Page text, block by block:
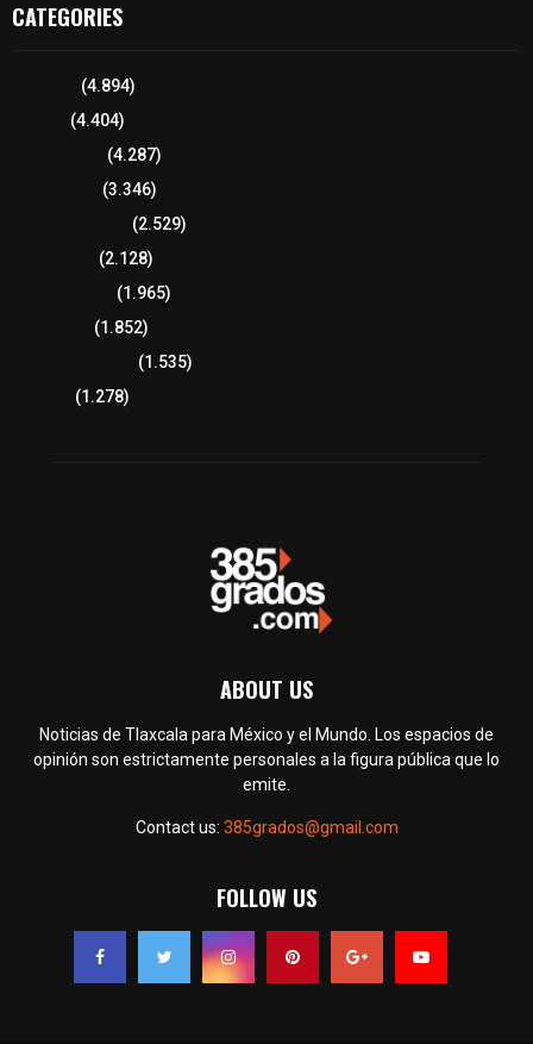
CATEGORIES
(4.894)
(4.404)
(4.287)
(3.346)
(2.529)
(2.128)
(1.965)
(1.852)
(1.535)
(1.278)
ABOUT US
Noticias de Tlaxcala para México y el Mundo. Los espacios de
opinión son estrictamente personales a la figura pública que lo
emite.
Contact us: 385grados@gmail.com
FOLLOW US